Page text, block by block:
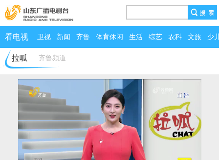
看电视 卫视 新闻 齐鲁 体育休闲 生活 综艺 农科 文旅 少
拉呱 齐鲁频道